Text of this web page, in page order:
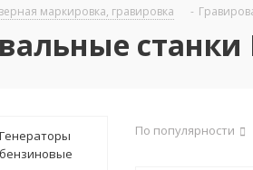
маркировка, гравировка -
станки
По популярности
Генераторы
бензиновые